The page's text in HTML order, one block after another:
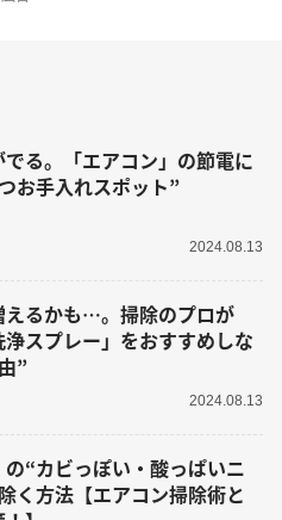
る。「エアコン」の節電に
お手入れスポット”
2024.08.13
えるかも…。掃除のプロが
浄スプレー」をおすすめしな
”
2024.08.13
の“カビっぽい・酸っぱいニ
く方法【エアコン掃除術と